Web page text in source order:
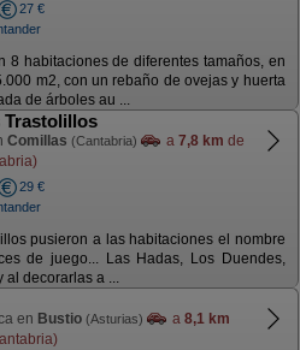
27 €
8 habitaciones de diferentes tamaños, en
m2, con un rebaño de ovejas y huerta
de árboles au ...
Trastolillos
Comillas (Cantabria) a 7,8 km de
29 €
pusieron a las habitaciones el nombre
de juego... Las Hadas, Los Duendes,
al decorarlas a ...
en Bustio (Asturias) a 8,1 km